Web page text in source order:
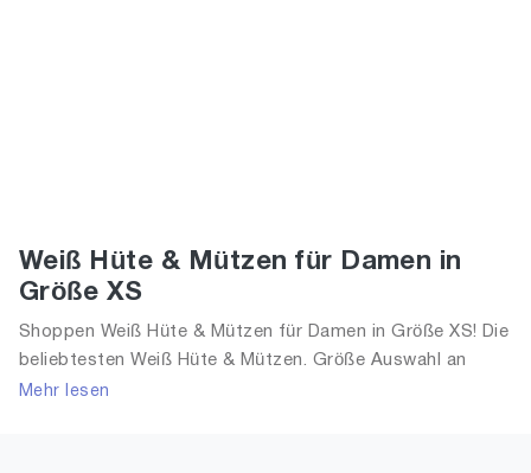
Weiß Hüte & Mützen für Damen in
Größe XS
Shoppen Weiß Hüte & Mützen für Damen in Größe XS! Die
beliebtesten Weiß Hüte & Mützen. Größe Auswahl an
Weiß Hüte & Mützen in Größe XS und alle Trends aus
Mehr lesen